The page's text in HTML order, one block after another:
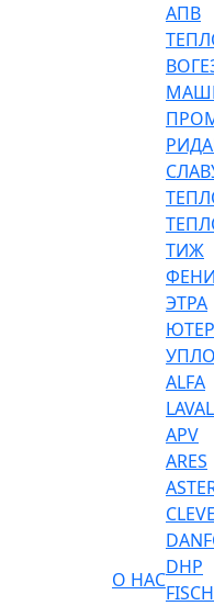
О НАС
АПВ
ТИЖ
ЭТРА
ALFA
LAVAL
APV
ARES
DHP